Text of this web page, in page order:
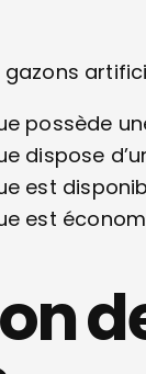
possède
dispose
est
est